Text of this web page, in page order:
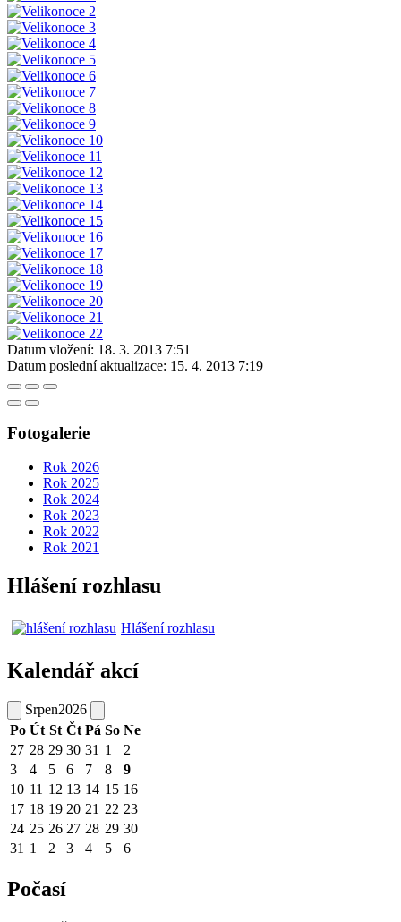
Datum vložení: 18. 3. 2013 7:51
Datum poslední aktualizace: 15. 4. 2013 7:19
Fotogalerie
Rok 2026
Rok 2025
Rok 2024
Rok 2023
Rok 2022
Rok 2021
Hlášení rozhlasu
Hlášení rozhlasu
Kalendář akcí
Srpen2026
Po Út St Čt Pá So Ne
27 28 29 30 31 1
2
3
4 5 6 7 8
9
10 11 12 13 14 15 16
17 18 19 20 21 22 23
24 25 26 27 28 29 30
31 1 2 3 4 5 6
Počasí